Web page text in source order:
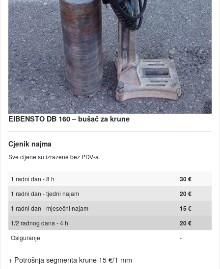
EIBENSTO DB 160 – bušač za krune
Cjenik najma
Sve cijene su izražene bez PDV-a.
1 radni dan - 8 h 30 €
1 radni dan - tjedni najam 20 €
1 radni dan - mjesečni najam 15 €
1/2 radnog dana - 4 h 20 €
Osiguranje -
+ Potrošnja segmenta krune 15 €/1 mm